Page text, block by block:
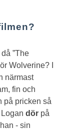
”The
Wolverine?
närmast
fin och
på pricken så
Logan dör på
- sin